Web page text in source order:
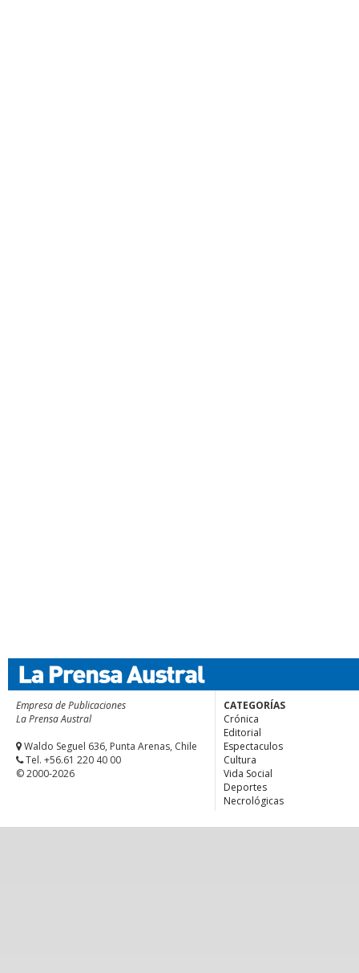
Empresa de Publicaciones
La Prensa Austral
Waldo Seguel 636, Punta Arenas, Chile
Tel. +56.61 220 40 00
© 2000-2026
CATEGORÍAS
Crónica
Editorial
Espectaculos
Cultura
Vida Social
Deportes
Necrológicas